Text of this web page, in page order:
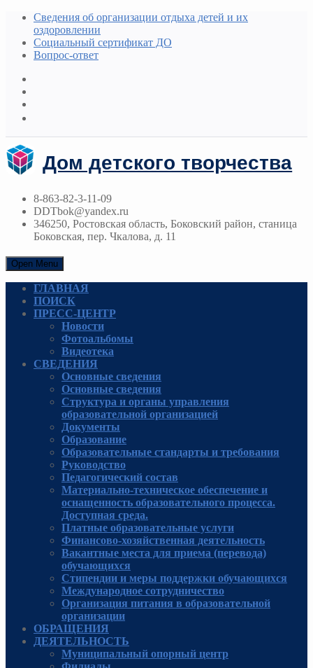
Сведения об организации отдыха детей и их
оздоровлении
Социальный сертификат ДО
Вопрос-ответ
Дом детского творчества
8-863-82-3-11-09
DDTbok@yandex.ru
346250, Ростовская область, Боковский район, станица
Боковская, пер. Чкалова, д. 11
Open Menu
ГЛАВНАЯ
ПОИСК
ПРЕСС-ЦЕНТР
Новости
Фотоальбомы
Видеотека
СВЕДЕНИЯ
Основные сведения
Основные сведения
Структура и органы управления
образовательной организацией
Документы
Образование
Образовательные стандарты и требования
Руководcтво
Педагогический состав
Материально-техническое обеспечение и
оснащенность образовательного процесса.
Доступная среда.
Платные образовательные услуги
Финансово-хозяйственная деятельность
Вакантные места для приема (перевода)
обучающихся
Стипендии и меры поддержки обучающихся
Международное сотрудничество
Организация питания в образовательной
организации
ОБРАЩЕНИЯ
ДЕЯТЕЛЬНОСТЬ
Муниципальный опорный центр